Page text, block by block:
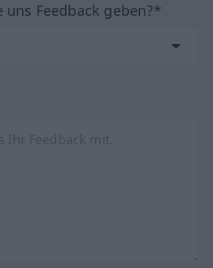
uns Feedback geben?*